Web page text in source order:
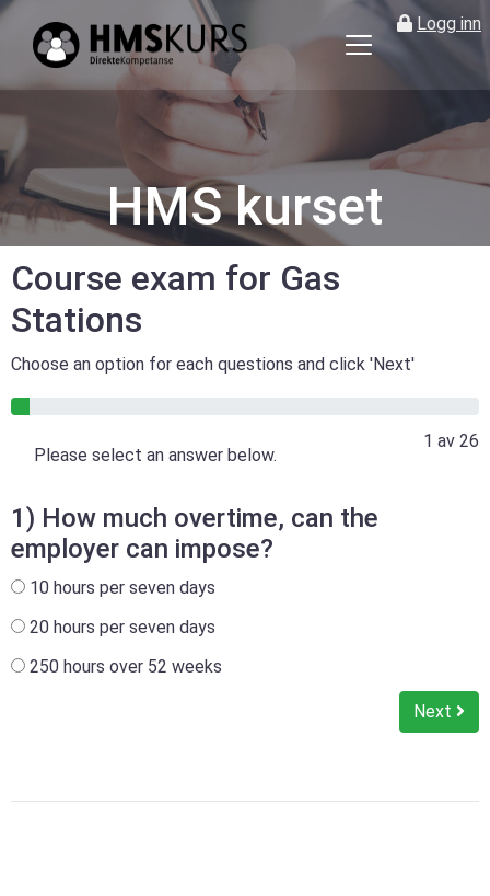
Logg inn
på
nett
for
ledere
og
verneombud
HMS kurset
Course exam for Gas
Stations
Choose an option for each questions and click 'Next'
4% gjennomført
1 av 26
Please select an answer below.
1) How much overtime, can the
employer can impose?
10 hours per seven days
20 hours per seven days
250 hours over 52 weeks
Next